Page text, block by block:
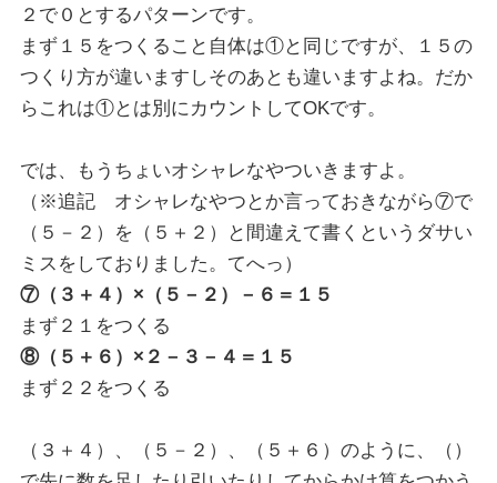
２で０とするパターンです。
まず１５をつくること自体は①と同じですが、１５の
つくり方が違いますしそのあとも違いますよね。だか
らこれは①とは別にカウントしてOKです。
では、もうちょいオシャレなやついきますよ。
（※追記 オシャレなやつとか言っておきながら⑦で
（５－２）を（５＋２）と間違えて書くというダサい
ミスをしておりました。てへっ）
⑦（３＋４）×（５－２）－６＝１５
まず２１をつくる
⑧（５＋６）×２－３－４＝１５
まず２２をつくる
（３＋４）、（５－２）、（５＋６）のように、（）